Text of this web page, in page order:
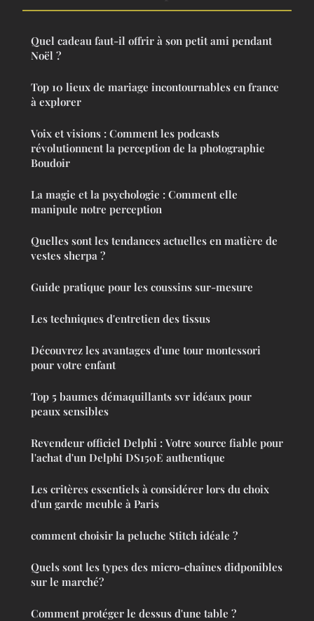
Quel cadeau faut-il offrir à son petit ami pendant
Noël ?
Top 10 lieux de mariage incontournables en france
à explorer
Voix et visions : Comment les podcasts
révolutionnent la perception de la photographie
Boudoir
La magie et la psychologie : Comment elle
manipule notre perception
Quelles sont les tendances actuelles en matière de
vestes sherpa ?
Guide pratique pour les coussins sur-mesure
Les techniques d'entretien des tissus
Découvrez les avantages d'une tour montessori
pour votre enfant
Top 5 baumes démaquillants svr idéaux pour
peaux sensibles
Revendeur officiel Delphi : Votre source fiable pour
l'achat d'un Delphi DS150E authentique
Les critères essentiels à considérer lors du choix
d'un garde meuble à Paris
comment choisir la peluche Stitch idéale ?
Quels sont les types des micro-chaînes didponibles
sur le marché?
Comment protéger le dessus d'une table ?